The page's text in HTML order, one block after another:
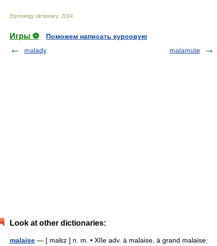
Etymology dictionary. 2014
Игры ⚽
Поможем написать курсовую
malady
malamute
Look at other dictionaries:
malaise — [ malɛz ] n. m. • XIIe adv. à malaise, à grand malaise;